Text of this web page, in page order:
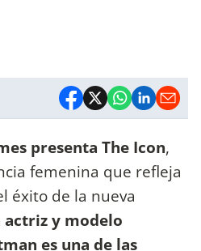
presenta The Icon,
femenina que refleja
éxito de la nueva
actriz y modelo
es una de las